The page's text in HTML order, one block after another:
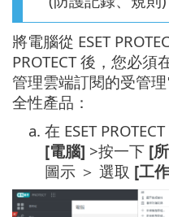
將電腦從 ESET
PROTECT 後，您必須
管理雲端訂閱的受管
全性產品：
a. 在 ESET
[電腦] >按一下 [
圖示 ＞ 選取 [工